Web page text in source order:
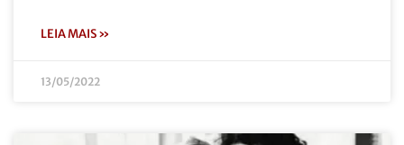
LEIA MAIS »
13/05/2022